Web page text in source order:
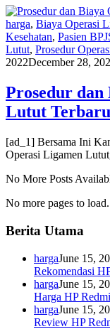
harga, Biaya Operasi
Kesehatan, Pasien
Lutut, Prosedur
2022December 28,
Prosedur dan
Lutut Terbaru
[ad_1] Bersama Ini
Operasi Ligamen
No More Posts
No more pages to load.
Berita Utama
hargaJune 15,
Rekomendasi
hargaJune 15,
Harga HP
hargaJune 15,
Review HP